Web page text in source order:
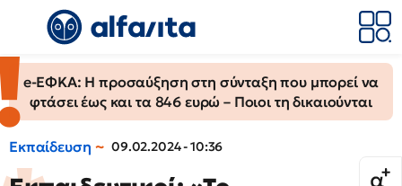
e-ΕΦΚΑ: Η προσαύξηση στη σύνταξη που μπορεί να
φτάσει έως και τα 846 ευρώ – Ποιοι τη δικαιούνται
Εκπαίδευση 09.02.2024 - 10:36